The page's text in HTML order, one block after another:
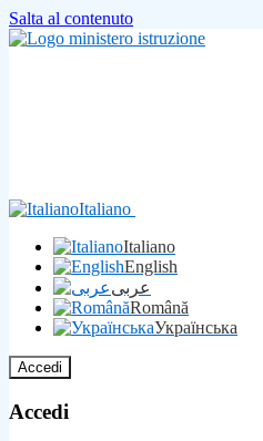
Salta al contenuto
Italiano
Italiano
English
عربى
Română
Українська
Accedi
Accedi